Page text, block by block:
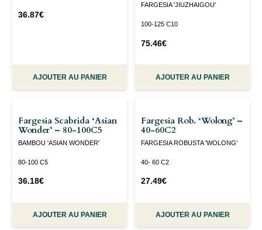
36.87€
AJOUTER AU PANIER
FARGESIA 'JIUZHAIGOU'
100-125 C10
75.46€
AJOUTER AU PANIER
Fargesia Scabrida ‘Asian
Wonder’ – 80-100C5
BAMBOU 'ASIAN WONDER'
80-100 C5
36.18€
AJOUTER AU PANIER
Fargesia Rob. ‘Wolong’ –
40-60C2
FARGESIA ROBUSTA 'WOLONG'
40- 60 C2
27.49€
AJOUTER AU PANIER